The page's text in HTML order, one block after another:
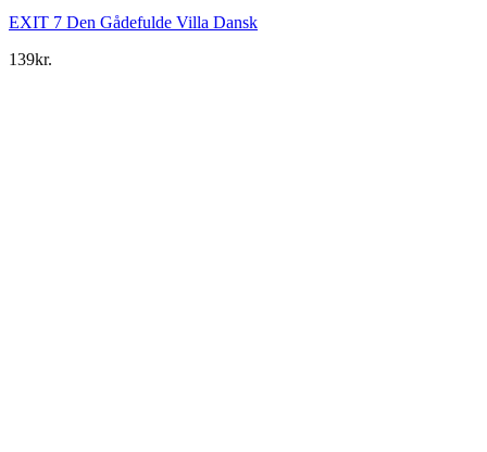
EXIT 7 Den Gådefulde Villa Dansk
139kr.